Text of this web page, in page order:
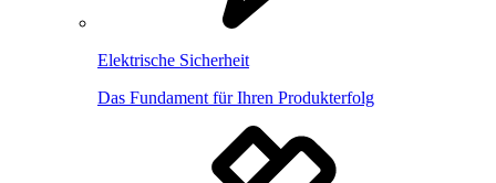
Elektrische Sicherheit
Das Fundament für Ihren Produkterfolg